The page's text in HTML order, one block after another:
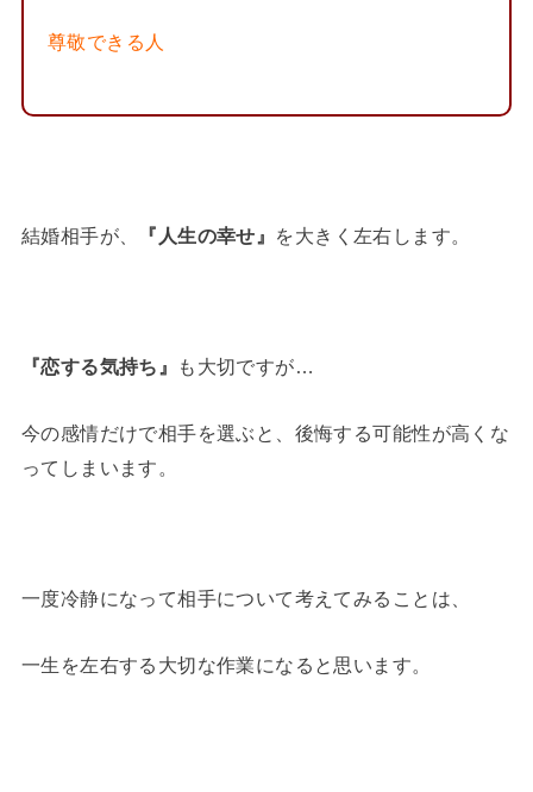
尊敬できる人
結婚相手が、 『人生の幸せ』 を大きく左右します。
『恋する気持ち』 も大切ですが…
今の感情だけで相手を選ぶと、後悔する可能性が高くな
ってしまいます。
一度冷静になって相手について考えてみることは、
一生を左右する大切な作業になると思います。